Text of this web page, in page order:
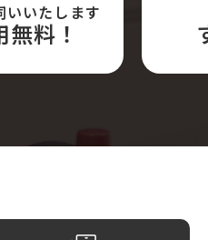
いいたします
料！